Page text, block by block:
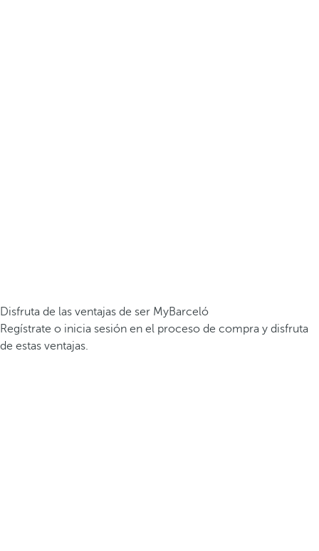
Disfruta de las ventajas de ser MyBarceló
Regístrate o inicia sesión en el proceso de compra y disfruta
de estas ventajas.